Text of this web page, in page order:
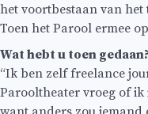
het voortbestaan van
Toen het Parool ermee
Wat hebt u toen gedaan?
“Ik ben zelf freelance
Parooltheater vroeg of ik